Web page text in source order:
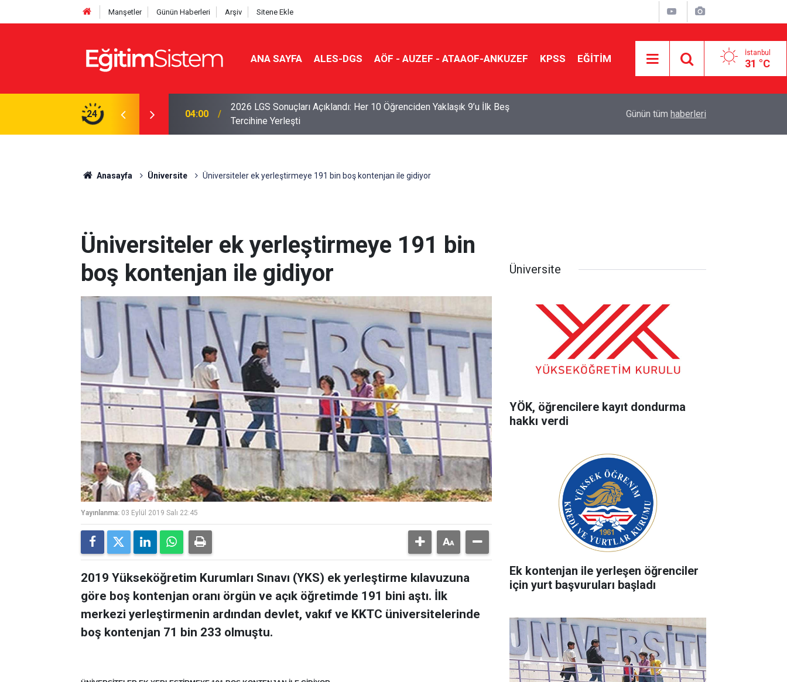
Manşetler Günün Haberleri Arşiv Sitene Ekle
ANA SAYFA ALES-DGS AÖF - AUZEF - ATAAOF-ANKUZEF KPSS EĞİTİM İstanbul
31 °C
24
Sınavla Alan Liseler Yüzde 95,76
04:00
2026 LGS Sonuçları Açıklandı: Her 10 Öğrenciden Yaklaşık 9’u İlk Beş
Tercihine Yerleşti
Yönlendiriyor?
Günün tüm haberleri
Anasayfa Üniversite Üniversiteler ek yerleştirmeye 191 bin boş kontenjan ile gidiyor
Üniversiteler ek yerleştirmeye 191 bin
boş kontenjan ile gidiyor
Yayınlanma: 03 Eylül 2019 Salı 22:45
2019 Yükseköğretim Kurumları Sınavı (YKS) ek yerleştirme kılavuzuna
göre boş kontenjan oranı örgün ve açık öğretimde 191 bini aştı. İlk
merkezi yerleştirmenin ardından devlet, vakıf ve KKTC üniversitelerinde
boş kontenjan 71 bin 233 olmuştu.
Üniversite
YÖK, öğrencilere kayıt dondurma
hakkı verdi
Ek kontenjan ile yerleşen öğrenciler
için yurt başvuruları başladı